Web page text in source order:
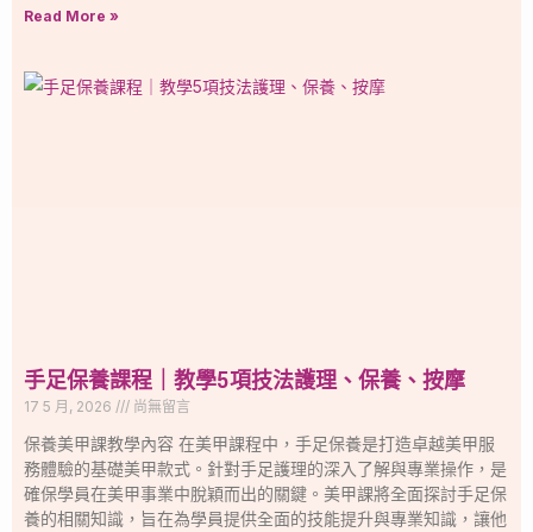
Read More »
手足保養課程｜教學5項技法護理、保養、按摩
17 5 月, 2026 尚無留言
保養美甲課教學內容 在美甲課程中，手足保養是打造卓越美甲服
務體驗的基礎美甲款式。針對手足護理的深入了解與專業操作，是
確保學員在美甲事業中脫穎而出的關鍵。美甲課將全面探討手足保
養的相關知識，旨在為學員提供全面的技能提升與專業知識，讓他